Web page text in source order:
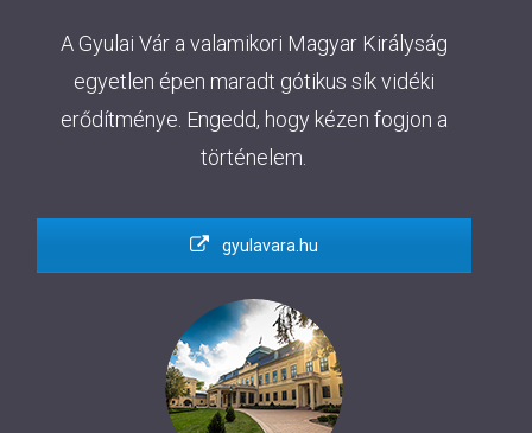
A Gyulai Vár a valamikori Magyar Királyság
egyetlen épen maradt gótikus sík vidéki
erődítménye. Engedd, hogy kézen fogjon a
történelem.
gyulavara.hu